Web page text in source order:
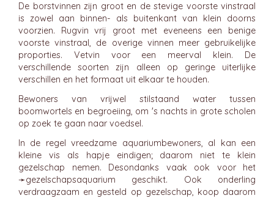
De borstvinnen zijn groot en de stevige voorste vinstraal
is zowel aan binnen- als buitenkant van klein doorns
voorzien. Rugvin vrij groot met eveneens een benige
voorste vinstraal, de overige vinnen meer gebruikelijke
proporties. Vetvin voor een meerval klein. De
verschillende soorten zijn alleen op geringe uiterlijke
verschillen en het formaat uit elkaar te houden.
Bewoners van vrijwel stilstaand water tussen
boomwortels en begroeiing, om 's nachts in grote scholen
op zoek te gaan naar voedsel.
In de regel vreedzame aquariumbewoners, al kan een
kleine vis als hapje eindigen; daarom niet te klein
gezelschap nemen. Desondanks vaak ook voor het
➛gezelschapsaquarium geschikt. Ook onderling
verdraagzaam en gesteld op gezelschap, koop daarom